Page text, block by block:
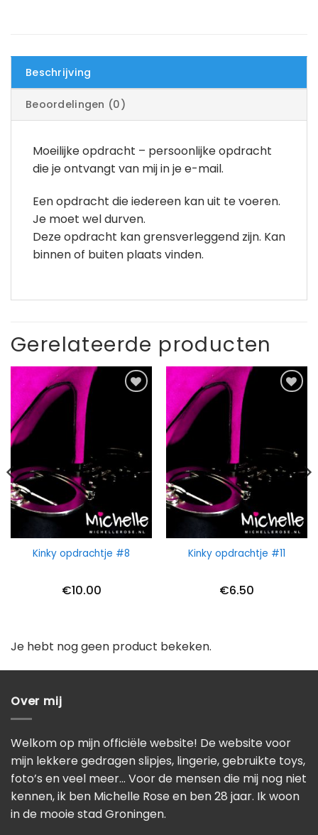
Beschrijving
Beoordelingen (0)
Moeilijke opdracht – persoonlijke opdracht
die je ontvangt van mij in je e-mail.
Een opdracht die iedereen kan uit te voeren.
Je moet wel durven.
Deze opdracht kan grensverleggend zijn. Kan
binnen of buiten plaats vinden.
Gerelateerde producten
Kinky opdrachtje #8
€10.00
Kinky opdrachtje #11
€6.50
Je hebt nog geen product bekeken.
Over mij
Welkom op mijn officiële website! De website voor
mijn lekkere gedragen slipjes, lingerie, gebruikte toys,
foto’s en veel meer… Voor de mensen die mij nog niet
kennen, ik ben Michelle Rose en ben 28 jaar. Ik woon
in de mooie stad Groningen.